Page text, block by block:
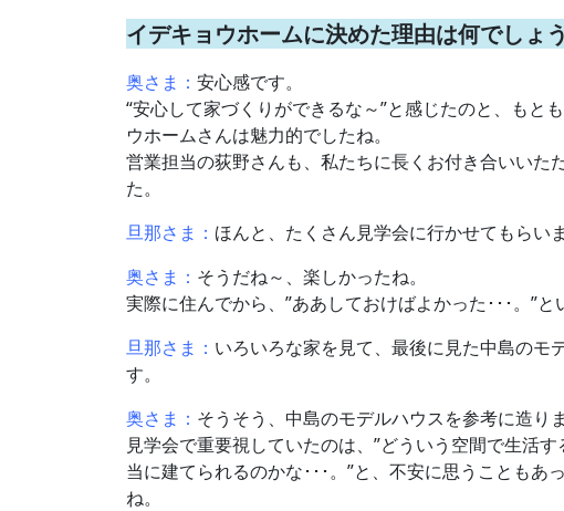
イデキョウホームに決めた理由は何でしょ
奥さま： 安心感です。
“安心して家づくりができるな～”と感じたのと、もと
ウホームさんは魅力的でしたね。
営業担当の荻野さんも、私たちに長くお付き合いい
た。
旦那さま： ほんと、たくさん見学会に行かせてもらい
奥さま： そうだね～、楽しかったね。
実際に住んでから、”ああしておけばよかった･･･。”
旦那さま： いろいろな家を見て、最後に見た中島のモ
す。
奥さま： そうそう、中島のモデルハウスを参考に造りま
見学会で重要視していたのは、”どういう空間で生活
当に建てられるのかな･･･。”と、不安に思うことも
ね。